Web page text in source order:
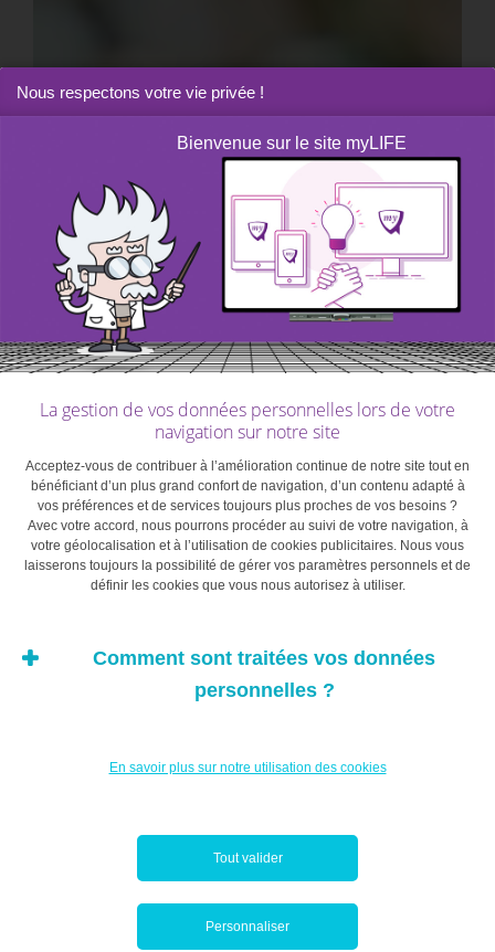
me&myFAMILY|
Dossier «Les enfants et l’argent»
Nous respectons votre vie privée !
Bienvenue sur le site myLIFE
La gestion de vos données personnelles lors de votre
navigation sur notre site
Acceptez-vous de contribuer à l’amélioration continue de notre site tout en
bénéficiant d’un plus grand confort de navigation, d’un contenu adapté à
vos préférences et de services toujours plus proches de vos besoins ?
Avec votre accord, nous pourrons procéder au suivi de votre navigation, à
votre géolocalisation et à l’utilisation de cookies publicitaires. Nous vous
laisserons toujours la possibilité de gérer vos paramètres personnels et de
définir les cookies que vous nous autorisez à utiliser.
Comment sont traitées vos données
personnelles ?
En savoir plus sur notre utilisation des cookies
Tout valider
Personnaliser